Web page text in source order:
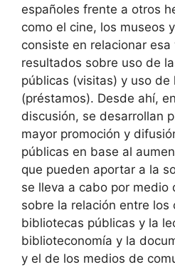
españoles frente a otros
como el cine, los museos
consiste en relacionar
resultados sobre uso de
públicas (visitas) y uso de
(préstamos). Desde ahí,
discusión, se desarrollan
mayor promoción y
públicas en base al
que pueden aportar a la
se lleva a cabo por medio
sobre la relación entre los
bibliotecas públicas y la
biblioteconomía y la
y el de los medios de